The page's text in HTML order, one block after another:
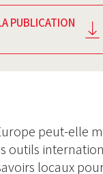
PUBLICATION
peut-elle
outils
locaux